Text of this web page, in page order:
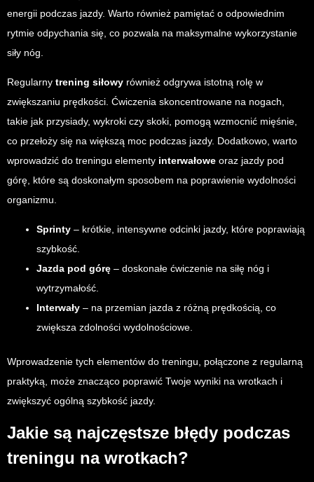
energii podczas jazdy. Warto również pamiętać o odpowiednim
rytmie odpychania się, co pozwala na maksymalne wykorzystanie
siły nóg.
Regularny trening siłowy również odgrywa istotną rolę w
zwiększaniu prędkości. Ćwiczenia skoncentrowane na nogach,
takie jak przysiady, wykroki czy skoki, pomogą wzmocnić mięśnie,
co przełoży się na większą moc podczas jazdy. Dodatkowo, warto
wprowadzić do treningu elementy interwałowe oraz jazdy pod
górę, które są doskonałym sposobem na poprawienie wydolności
organizmu.
Sprinty – krótkie, intensywne odcinki jazdy, które poprawiają
szybkość.
Jazda pod górę – doskonałe ćwiczenie na siłę nóg i
wytrzymałość.
Interwały – na przemian jazda z różną prędkością, co
zwiększa zdolności wydolnościowe.
Wprowadzenie tych elementów do treningu, połączone z regularną
praktyką, może znacząco poprawić Twoje wyniki na wrotkach i
zwiększyć ogólną szybkość jazdy.
Jakie są najczęstsze błędy podczas
treningu na wrotkach?